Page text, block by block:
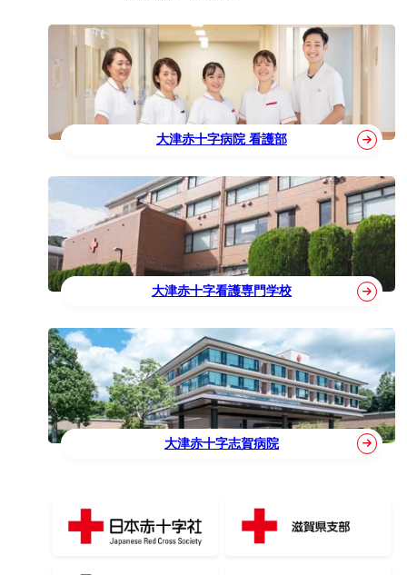
大津赤十字病院 看護部
大津赤十字看護専門学校
大津赤十字志賀病院